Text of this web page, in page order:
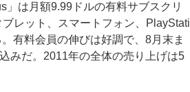
」は月額9.99ドルの有料サブスクリ
レット、スマートフォン、PlayStati
有料会員の伸びは好調で、8月末ま
みだ。2011年の全体の売り上げは5